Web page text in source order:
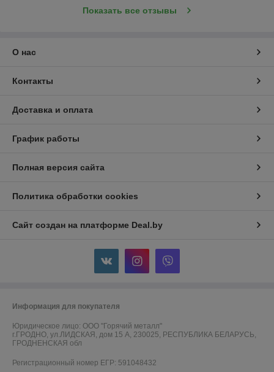
Показать все отзывы
О нас
Контакты
Доставка и оплата
График работы
Полная версия сайта
Политика обработки cookies
Сайт создан на платформе Deal.by
Информация для покупателя
Юридическое лицо: ООО "Горячий металл"
г.ГРОДНО, ул.ЛИДСКАЯ, дом 15 А, 230025, РЕСПУБЛИКА БЕЛАРУСЬ,
ГРОДНЕНСКАЯ обл
Регистрационный номер ЕГР: 591048432